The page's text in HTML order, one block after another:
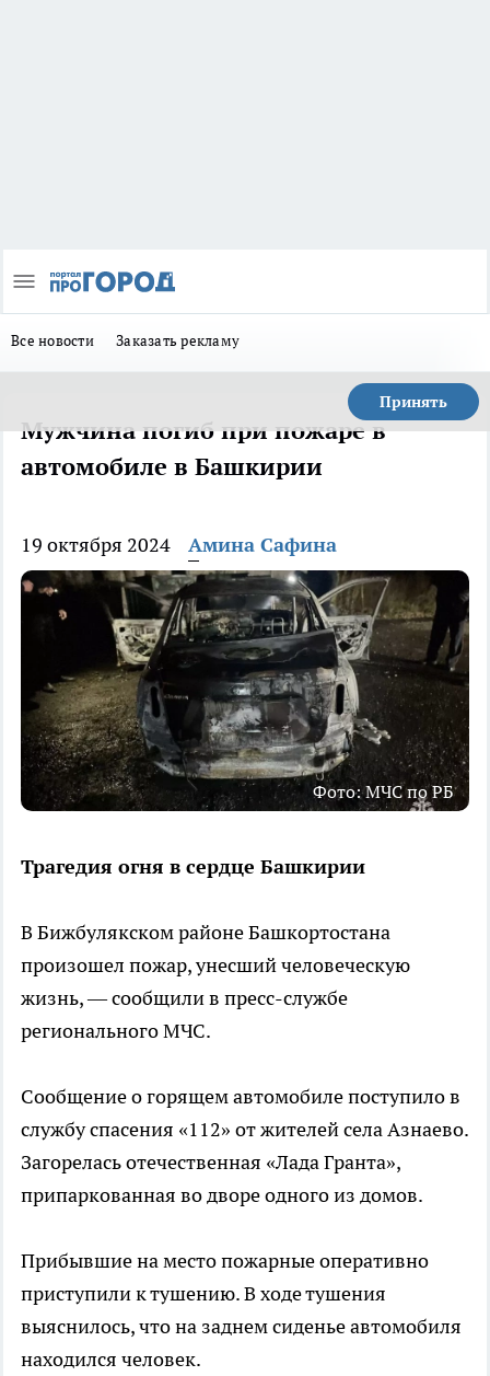
Все новости Заказать рекламу
Принять
Мужчина погиб при пожаре в
автомобиле в Башкирии
19 октября 2024 Амина Сафина
Фото: МЧС по РБ
Трагедия огня в сердце Башкирии
В Бижбулякском районе Башкортостана
произошел пожар, унесший человеческую
жизнь, — сообщили в пресс-службе
регионального МЧС.
Сообщение о горящем автомобиле поступило в
службу спасения «112» от жителей села Азнаево.
Загорелась отечественная «Лада Гранта»,
припаркованная во дворе одного из домов.
Прибывшие на место пожарные оперативно
приступили к тушению. В ходе тушения
выяснилось, что на заднем сиденье автомобиля
находился человек.